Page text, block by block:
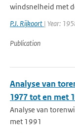
windsnelheid met
P.J. Rijkoort | Year:
Publication
Analyse van
1977 tot en met
Analyse van
met 1991